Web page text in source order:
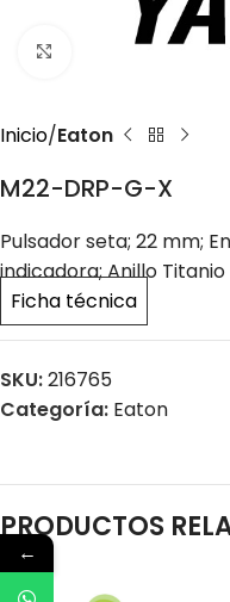
Click to enlarge
Inicio Eaton
M22-DRP-G-X
Pulsador seta; 22 mm;
indicadora; Anillo Titanio
Ficha técnica
SKU:216765
Categoría: Eaton
PRODUCTOS
←